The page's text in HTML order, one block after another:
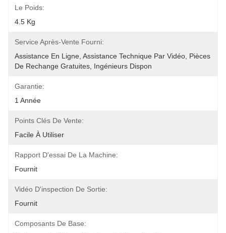
Le Poids:
4.5 Kg
Service Après-Vente Fourni:
Assistance En Ligne, Assistance Technique Par Vidéo, Pièces
De Rechange Gratuites, Ingénieurs Dispon
Garantie:
1 Année
Points Clés De Vente:
Facile À Utiliser
Rapport D'essai De La Machine:
Fournit
Vidéo D'inspection De Sortie:
Fournit
Composants De Base: